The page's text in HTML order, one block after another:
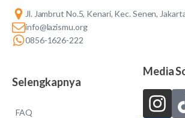
Jl. Jambrut No.5, Kenari, Kec. Senen,
info@lazismu.org
0856-1626-222
Selengkapnya
FAQ
Media